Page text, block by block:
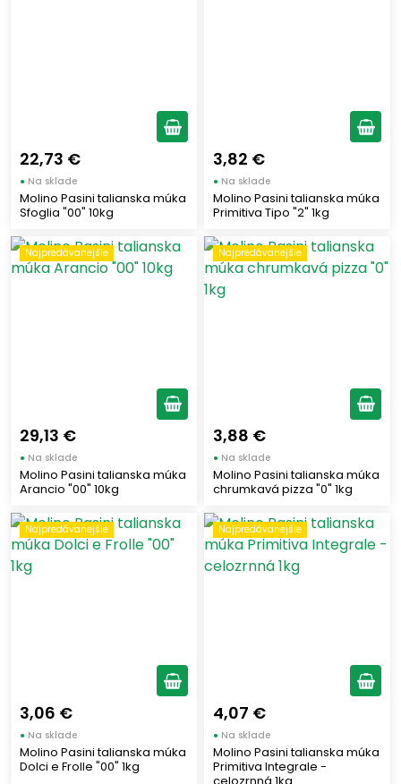
22,73 €
● Na sklade
Molino Pasini talianska múka
Sfoglia "00" 10kg
3,82 €
● Na sklade
Molino Pasini talianska múka
Primitiva Tipo "2" 1kg
Najpredávanejšie
29,13 €
● Na sklade
Molino Pasini talianska múka
Arancio "00" 10kg
Najpredávanejšie
3,88 €
● Na sklade
Molino Pasini talianska múka
chrumkavá pizza "0" 1kg
Najpredávanejšie
3,06 €
● Na sklade
Molino Pasini talianska múka
Dolci e Frolle "00" 1kg
Najpredávanejšie
4,07 €
● Na sklade
Molino Pasini talianska múka
Primitiva Integrale -
celozrnná 1kg